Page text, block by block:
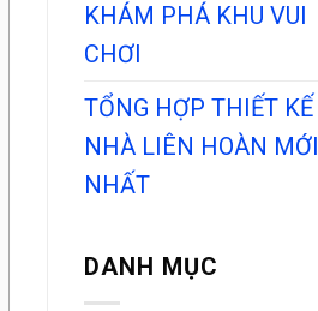
KHÁM PHÁ KHU VUI
CHƠI
TỔNG HỢP THIẾT KẾ
NHÀ LIÊN HOÀN MỚI
NHẤT
DANH MỤC